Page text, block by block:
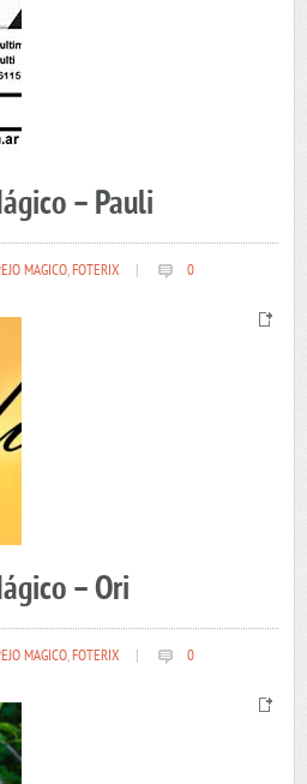
– Pauli
MAGICO,FOTERIX 0
– Ori
MAGICO,FOTERIX 0